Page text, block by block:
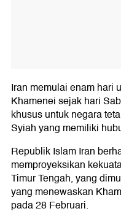
Iran memulai enam hari
Khamenei sejak hari
khusus untuk negara
Syiah yang memiliki
Republik Islam Iran
memproyeksikan
Timur Tengah, yang
yang menewaskan
pada 28 Februari.